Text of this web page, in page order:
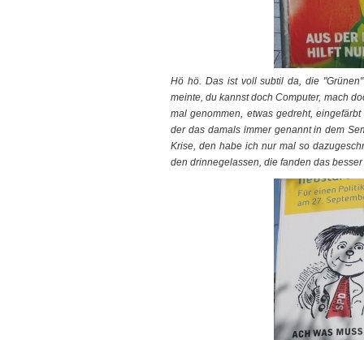
Hö hö. Das ist voll subtil da, die
meinte, du kannst doch Computer, mach
mal genommen, etwas gedreht,
der das damals immer genannt in dem
Krise, den habe ich nur mal so
den drinnegelassen, die fanden das